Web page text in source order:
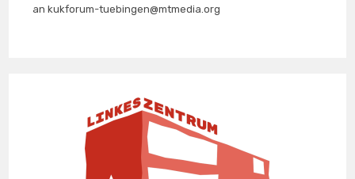
an kukforum-tuebingen@mtmedia.org